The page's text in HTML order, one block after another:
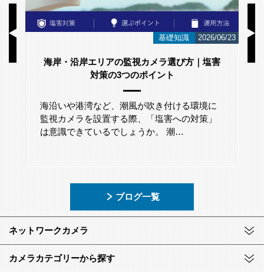
23 お知らせ 2026/06/12
スウェーデンのネットワークカメラメーカー
「Axis Japan Partner Summit 2026」に参加
いたしました。
2026年5月29日(金)に、グランドニッコー東京
台場にて開催されたアクシスコミュニケーシ
ョンズ株式会社主催「A…
ブログ一覧
ネットワークカメラ
カメラカテゴリーから探す